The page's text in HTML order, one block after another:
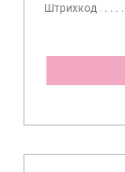
Штрихкод